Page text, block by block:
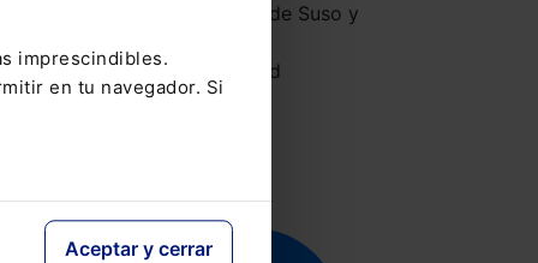
imprescindibles.
en tu navegador. Si
Aceptar y cerrar
Monasterios de Suso y
28049 Madrid